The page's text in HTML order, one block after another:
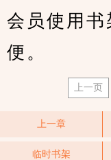
会员使用书
便。
上一页
上一章
临时书架